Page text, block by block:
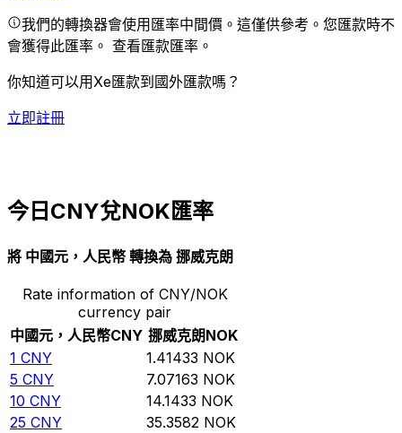
我們的轉換器會使用匯率中間價。這僅供參考。您匯款時不
會獲得此匯率。 查看匯款匯率。
你知道可以用Xe匯款到國外匯款嗎？
立即註冊
今日CNY兌NOK匯率
將 中國元，人民幣 轉換為 挪威克朗
Rate information of CNY/NOK
currency pair
中國元，人民幣CNY 挪威克朗NOK
1 CNY 1.41433 NOK
5 CNY 7.07163 NOK
10 CNY 14.1433 NOK
25 CNY 35.3582 NOK